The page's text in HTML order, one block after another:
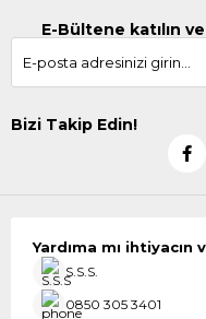
E-Bültene katılın
Bizi Takip Edin!
Yardıma mı ihtiyacın
S.S.S.
0850 305 3401